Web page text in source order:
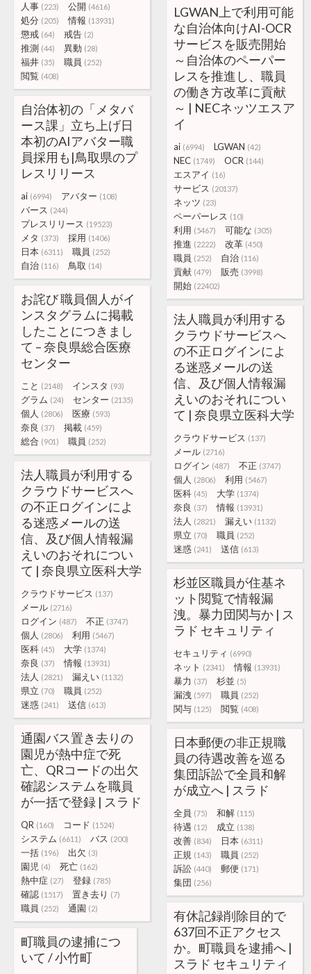
人事 (223) 公開 (4616)
処分 (205) 情報 (13931)
懲戒 (64) 戒告 (2)
推測 (44) 異動 (28)
福井 (35) 職員 (252)
閲覧 (408)
LGWAN上で利用可能
な自治体向けAI-OCR
サービスを販売開始
～自治体のペーパー
レスを推進し、職員
の働き方改革に貢献
～ | NECネッツエスア
イ
ai (6994) LGWAN (42)
NEC (1749) OCR (144)
エスアイ (16)
サービス (20137)
ネッツ (23)
ペーパーレス (10)
利用 (5467) 可能な (305)
推進 (2222) 改革 (450)
職員 (252) 自治 (116)
貢献 (479) 販売 (3998)
開始 (22402)
自治体初の「メタバ
ース課」立ち上げ日
本初のAIアバター職
員採用も|鳥取県のプ
レスリリース
ai (6994) アバター (108)
バース (244)
プレスリリース (19523)
メタ (373) 採用 (1406)
日本 (6311) 職員 (252)
自治 (116) 鳥取 (14)
お詫び 職員個人がイ
ンスタグラムに掲載
したことにつきまし
て – 奈良県総合医療
センター
こと (2148) インスタ (93)
グラム (24) センター (2135)
個人 (2806) 医療 (593)
奈良 (37) 掲載 (459)
総合 (901) 職員 (252)
法人職員が利用する
クラウドサービスへ
の不正ログインによ
る迷惑メールの送
信、及び個人情報漏
えいのおそれについ
て | 奈良県立医科大学
クラウドサービス (137)
メール (2716)
ログイン (487) 不正 (3747)
個人 (2806) 利用 (5467)
医科 (45) 大学 (1374)
奈良 (37) 情報 (13931)
法人 (2821) 漏えい (1132)
県立 (70) 職員 (252)
迷惑 (241) 送信 (613)
法人職員が利用する
クラウドサービスへ
の不正ログインによ
る迷惑メールの送
信、及び個人情報漏
えいのおそれについ
て | 奈良県立医科大学
クラウドサービス (137)
メール (2716)
ログイン (487) 不正 (3747)
個人 (2806) 利用 (5467)
医科 (45) 大学 (1374)
奈良 (37) 情報 (13931)
法人 (2821) 漏えい (1132)
県立 (70) 職員 (252)
迷惑 (241) 送信 (613)
杉並区職員が住基ネ
ット閲覧で情報漏
洩。暴力団関与か | ス
ラド セキュリティ
セキュリティ (6990)
ネット (2341) 情報 (13931)
暴力 (37) 杉並 (5)
漏洩 (597) 職員 (252)
関与 (125) 閲覧 (408)
通園バス置き去りの
園児が熱中症で死
亡、QRコードの出欠
確認システムを職員
が一括で登録 | スラド
QR (160) コード (1524)
システム (6611) バス (200)
一括 (196) 出欠 (3)
園児 (4) 死亡 (162)
熱中症 (27) 登録 (785)
確認 (1517) 置き去り (7)
職員 (252) 通園 (2)
日本郵便の非正規職
員の待遇改善を巡る
集団訴訟で全員和解
が成立へ | スラド
全員 (75) 和解 (115)
待遇 (12) 成立 (138)
改善 (834) 日本 (6311)
正規 (143) 職員 (252)
訴訟 (440) 郵便 (171)
集団 (256)
有休記録削除目的で
637回不正アクセス
か。町職員を逮捕へ |
スラド セキュリティ
町職員の逮捕につ
いて / 小竹町